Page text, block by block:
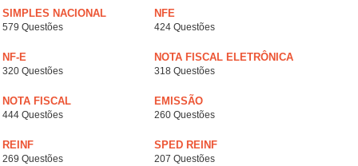
SIMPLES NACIONAL
579 Questões
NFE
424 Questões
NF-E
320 Questões
NOTA FISCAL ELETRÔNICA
318 Questões
NOTA FISCAL
444 Questões
EMISSÃO
260 Questões
REINF
269 Questões
SPED REINF
207 Questões